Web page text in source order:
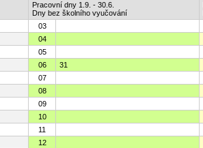
Pracovní dny 1.9. - 30.6.
Dny bez školního vyučování
03
04
05
06 31
07
08
09
10
11
12